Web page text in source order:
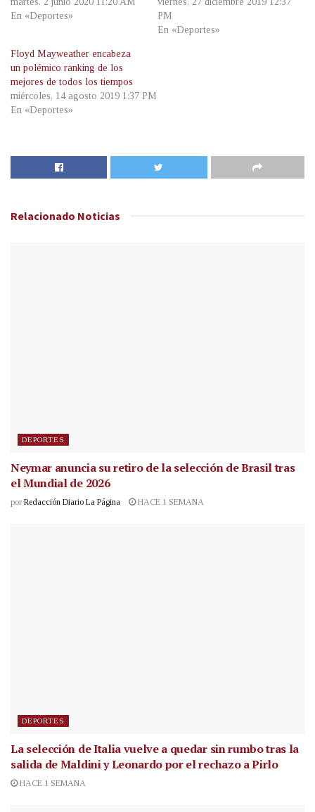
En «Deportes»
PM
En «Deportes»
Floyd Mayweather encabeza
un polémico ranking de los
mejores de todos los tiempos
miércoles, 14 agosto 2019 1:37 PM
En «Deportes»
Relacionado Noticias
DEPORTES
Neymar anuncia su retiro de la selección de Brasil tras
el Mundial de 2026
por Redacción Diario La Página HACE 1 SEMANA
DEPORTES
La selección de Italia vuelve a quedar sin rumbo tras la
salida de Maldini y Leonardo por el rechazo a Pirlo
HACE 1 SEMANA